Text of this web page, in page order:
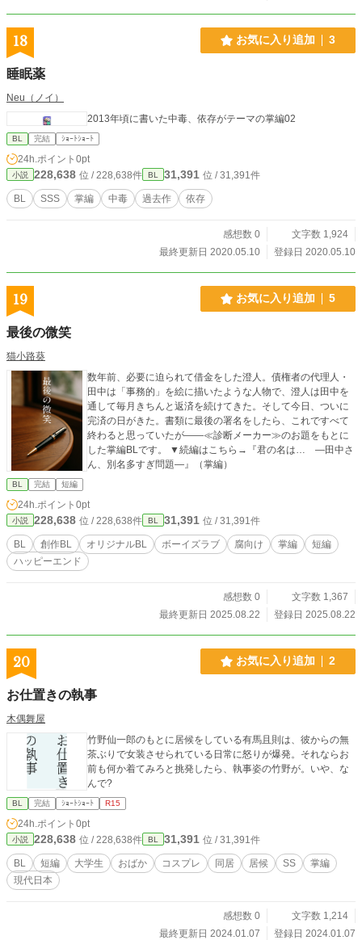
18 お気に入り追加 3
睡眠薬
Neu（ノイ）
2013年頃に書いた中毒、依存がテーマの掌編02
BL 完結 ｼｮｰﾄｼｮｰﾄ
24h.ポイント 0pt
小説 228,638 位 / 228,638件 BL 31,391 位 / 31,391件
BL SSS 掌編 中毒 過去作 依存
感想数 0
文字数 1,924
最終更新日 2020.05.10
登録日 2020.05.10
19 お気に入り追加 5
最後の微笑
猫小路葵
数年前、必要に迫られて借金をした澄人。債権者の代理人・
田中は「事務的」を絵に描いたような人物で、澄人は田中を
通して毎月きちんと返済を続けてきた。そして今日、ついに
完済の日がきた。書類に最後の署名をしたら、これですべて
終わると思っていたが――≪診断メーカー≫のお題をもとに
した掌編BLです。 ▼続編はこちら→『君の名は… ―田中さ
ん、別名多すぎ問題―』（掌編）
BL 完結 短編
24h.ポイント 0pt
小説 228,638 位 / 228,638件 BL 31,391 位 / 31,391件
BL 創作BL オリジナルBL ボーイズラブ 腐向け 掌編
短編
ハッピーエンド
感想数 0
文字数 1,367
最終更新日 2025.08.22
登録日 2025.08.22
20 お気に入り追加 2
お仕置きの執事
木偶舞屋
竹野仙一郎のもとに居候をしている有馬且則は、彼からの無
茶ぶりで女装させられている日常に怒りが爆発。それならお
前も何か着てみろと挑発したら、執事姿の竹野が。いや、な
んで?
BL 完結 ｼｮｰﾄｼｮｰﾄ R15
24h.ポイント 0pt
小説 228,638 位 / 228,638件 BL 31,391 位 / 31,391件
BL 短編 大学生 おばか コスプレ 同居 居候 SS
掌編
現代日本
感想数 0
文字数 1,214
最終更新日 2024.01.07
登録日 2024.01.07